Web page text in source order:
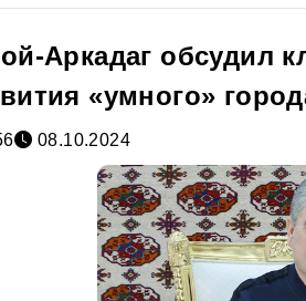
Аркадаг обсудил
«умного»
08.10.2024